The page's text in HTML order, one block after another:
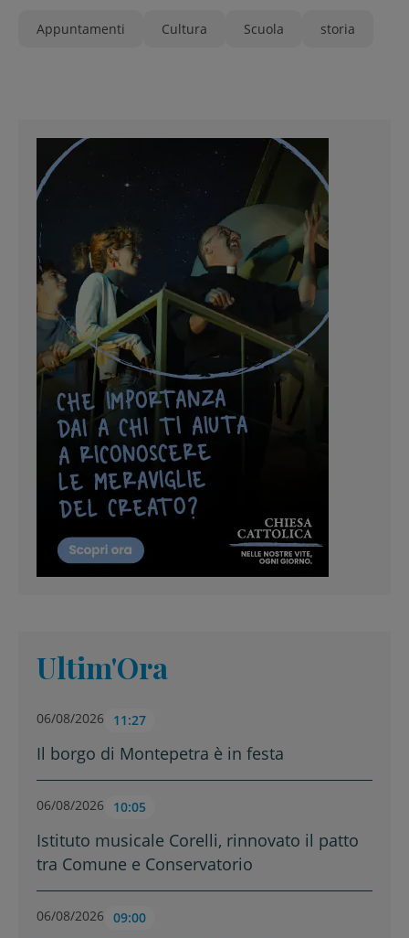
Appuntamenti Cultura Scuola storia
Ultim'Ora
06/08/2026 11:27
Il borgo di Montepetra è in festa
06/08/2026 10:05
Istituto musicale Corelli, rinnovato il patto
tra Comune e Conservatorio
06/08/2026 09:00